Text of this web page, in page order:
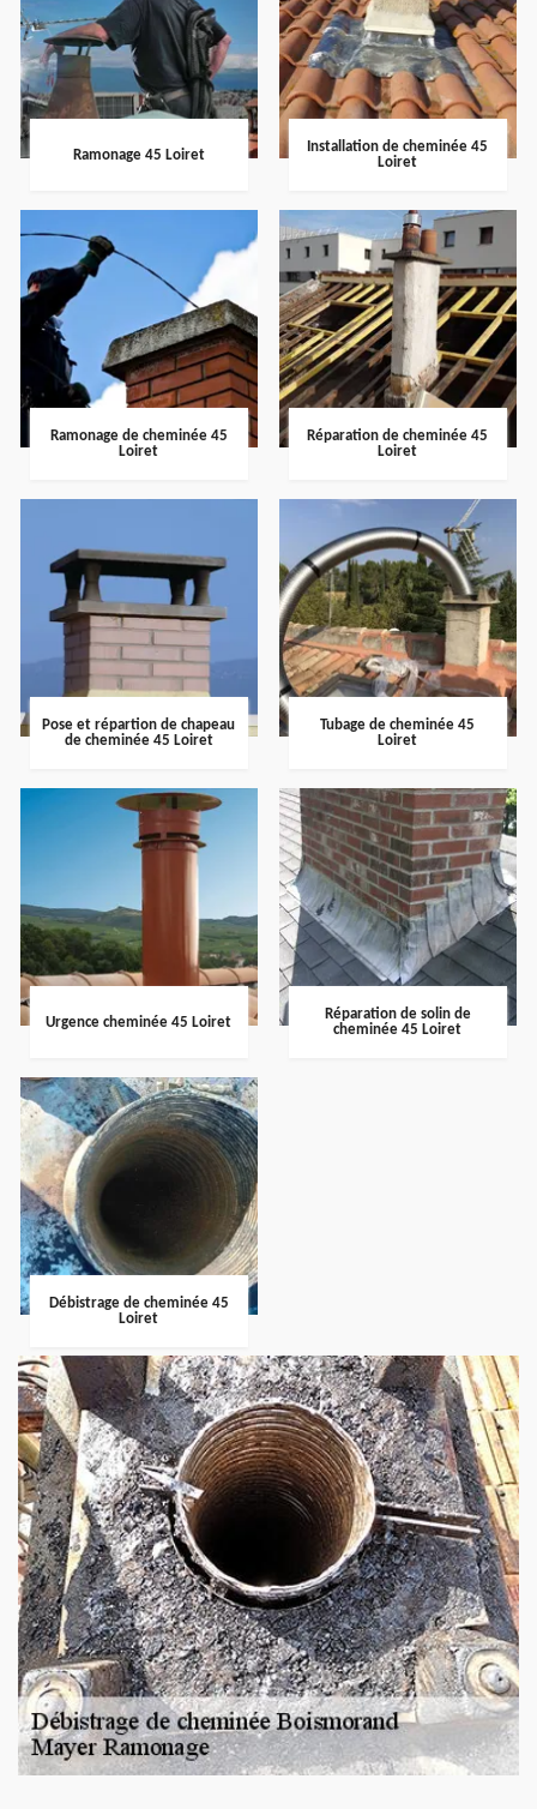
Ramonage 45 Loiret
Installation de cheminée 45
Loiret
Ramonage de cheminée 45
Loiret
Réparation de cheminée 45
Loiret
Pose et répartion de chapeau
de cheminée 45 Loiret
Tubage de cheminée 45
Loiret
Urgence cheminée 45 Loiret
Réparation de solin de
cheminée 45 Loiret
Débistrage de cheminée 45
Loiret